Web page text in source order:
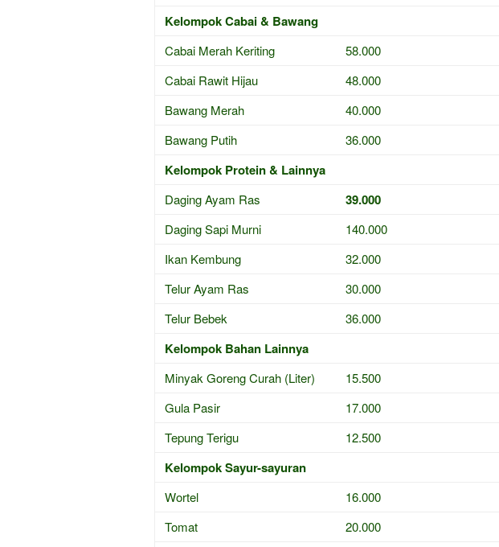
Kelompok Cabai & Bawang
Cabai Merah Keriting 58.000
Cabai Rawit Hijau
48.000
Bawang Merah
40.000
Bawang Putih
36.000
Kelompok Protein & Lainnya
Daging Ayam Ras 39.000
Daging Sapi Murni 140.000
Ikan Kembung
32.000
Telur Ayam Ras
30.000
Telur Bebek
36.000
Kelompok Bahan Lainnya
Minyak Goreng Curah (Liter) 15.500
Gula Pasir
17.000
Tepung Terigu
12.500
Kelompok Sayur-sayuran
Wortel 16.000
Tomat
20.000